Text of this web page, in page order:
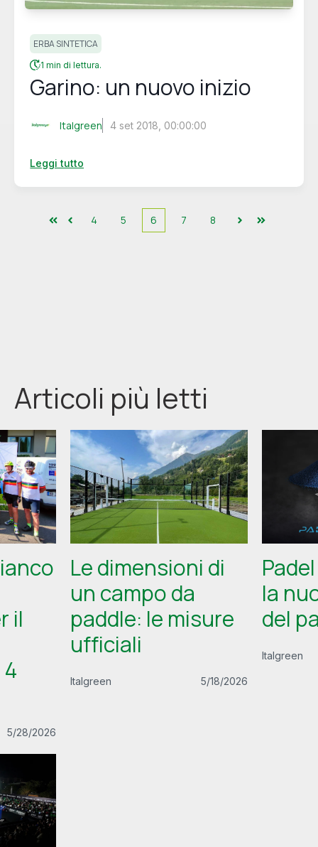
ERBA SINTETICA
1 min di lettura.
Garino: un nuovo inizio
Italgreen 4 set 2018, 00:00:00
Leggi tutto
PrimoPrecedente
4 5 6 7 8
Successiva
Ultimo
Articoli più letti
il
5/28/2026
Le dimensioni di
un campo da
paddle: le misure
ufficiali
Italgreen 5/18/2026
la
del
Italgreen